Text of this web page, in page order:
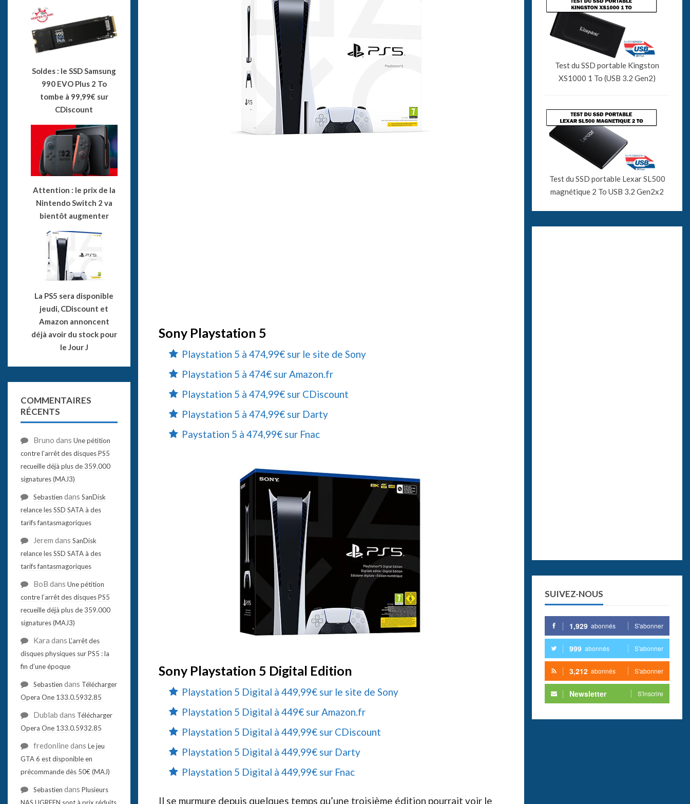
Sony Playstation 5
Playstation 5 à 474,99€ sur le site de Sony
Playstation 5 à 474€ sur Amazon.fr
Playstation 5 à 474,99€ sur CDiscount
Playstation 5 à 474,99€ sur Darty
Paystation 5 à 474,99€ sur Fnac
Sony Playstation 5 Digital Edition
Playstation 5 Digital à 449,99€ sur le site de Sony
Playstation 5 Digital à 449€ sur Amazon.fr
Playstation 5 Digital à 449,99€ sur CDiscount
Playstation 5 Digital à 449,99€ sur Darty
Playstation 5 Digital à 449,99€ sur Fnac
Il se murmure depuis quelques temps qu’une troisième édition pourrait voir le
Test du SSD portable Kingston
XS1000 1 To (USB 3.2 Gen2)
Test du SSD portable Lexar SL500
magnétique 2 To USB 3.2 Gen2x2
SUIVEZ-NOUS
1,929 abonnés S'abonner
999 abonnés S'abonner
3,212 abonnés S'abonner
Newsletter S'inscrire
Soldes : le SSD Samsung
990 EVO Plus 2 To
tombe à 99,99€ sur
CDiscount
Attention : le prix de la
Nintendo Switch 2 va
bientôt augmenter
La PS5 sera disponible
jeudi, CDiscount et
Amazon annoncent
déjà avoir du stock pour
le Jour J
COMMENTAIRES
RÉCENTS
Bruno dans Une pétition
contre l’arrêt des disques PS5
recueille déjà plus de 359.000
signatures (MAJ3)
Sebastien dans SanDisk
relance les SSD SATA à des
tarifs fantasmagoriques
Jerem dans SanDisk
relance les SSD SATA à des
tarifs fantasmagoriques
BoB dans Une pétition
contre l’arrêt des disques PS5
recueille déjà plus de 359.000
signatures (MAJ3)
Kara dans L’arrêt des
disques physiques sur PS5 : la
fin d’une époque
Sebastien dans Télécharger
Opera One 133.0.5932.85
Dublab dans Télécharger
Opera One 133.0.5932.85
fredonlinedans Le jeu
GTA 6 est disponible en
précommande dès 50€ (MAJ)
Sebastien dans Plusieurs
NAS UGREEN sont à prix réduits